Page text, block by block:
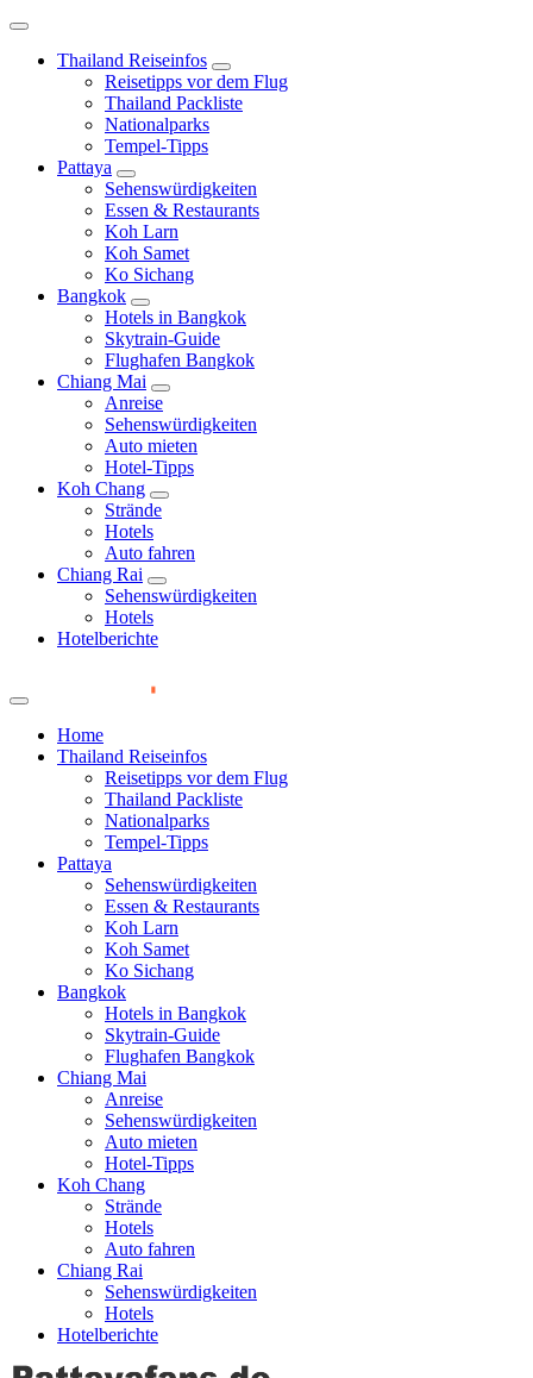
Thailand Reiseinfos
Reisetipps vor dem Flug
Thailand Packliste
Nationalparks
Tempel-Tipps
Pattaya
Sehenswürdigkeiten
Essen & Restaurants
Koh Larn
Koh Samet
Ko Sichang
Bangkok
Hotels in Bangkok
Skytrain-Guide
Flughafen Bangkok
Chiang Mai
Anreise
Sehenswürdigkeiten
Auto mieten
Hotel-Tipps
Koh Chang
Strände
Hotels
Auto fahren
Chiang Rai
Sehenswürdigkeiten
Hotels
Hotelberichte
Home
Thailand Reiseinfos
Reisetipps vor dem Flug
Thailand Packliste
Nationalparks
Tempel-Tipps
Pattaya
Sehenswürdigkeiten
Essen & Restaurants
Koh Larn
Koh Samet
Ko Sichang
Bangkok
Hotels in Bangkok
Skytrain-Guide
Flughafen Bangkok
Chiang Mai
Anreise
Sehenswürdigkeiten
Auto mieten
Hotel-Tipps
Koh Chang
Strände
Hotels
Auto fahren
Chiang Rai
Sehenswürdigkeiten
Hotels
Hotelberichte